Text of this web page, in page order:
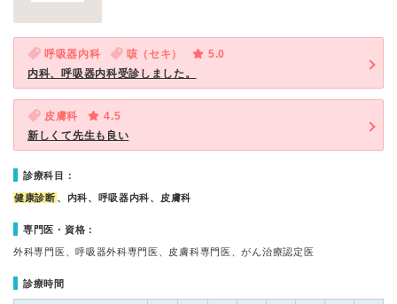
呼吸器内科 咳（セキ）
5.0
内科、呼吸器内科受診しました。
皮膚科
4.5
新しくて先生も良い
診療科目：
健康診断 、内科、呼吸器内科、皮膚科
専門医・資格：
外科専門医、呼吸器外科専門医、皮膚科専門医、がん治療認定医
診療時間